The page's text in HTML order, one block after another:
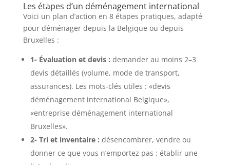
Les étapes d’un déménagement international
Voici un plan d’action en 8 étapes pratiques, adapté
pour déménager depuis la Belgique ou depuis
Bruxelles :
1- Évaluation et devis : demander au moins 2–3
devis détaillés (volume, mode de transport,
assurances). Les mots-clés utiles : «devis
déménagement international Belgique»,
«entreprise déménagement international
Bruxelles».
2- Tri et inventaire : désencombrer, vendre ou
donner ce que vous n’emportez pas ; établir une